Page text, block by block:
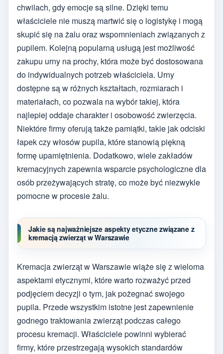
chwilach, gdy emocje są silne. Dzięki temu
właściciele nie muszą martwić się o logistykę i mogą
skupić się na żalu oraz wspomnieniach związanych z
pupilem. Kolejną popularną usługą jest możliwość
zakupu urny na prochy, która może być dostosowana
do indywidualnych potrzeb właściciela. Urny
dostępne są w różnych kształtach, rozmiarach i
materiałach, co pozwala na wybór takiej, która
najlepiej oddaje charakter i osobowość zwierzęcia.
Niektóre firmy oferują także pamiątki, takie jak odciski
łapek czy włosów pupila, które stanowią piękną
formę upamiętnienia. Dodatkowo, wiele zakładów
kremacyjnych zapewnia wsparcie psychologiczne dla
osób przeżywających stratę, co może być niezwykle
pomocne w procesie żalu.
Jakie są najważniejsze aspekty etyczne związane z
kremacją zwierząt w Warszawie
Kremacja zwierząt w Warszawie wiąże się z wieloma
aspektami etycznymi, które warto rozważyć przed
podjęciem decyzji o tym, jak pożegnać swojego
pupila. Przede wszystkim istotne jest zapewnienie
godnego traktowania zwierząt podczas całego
procesu kremacji. Właściciele powinni wybierać
firmy, które przestrzegają wysokich standardów